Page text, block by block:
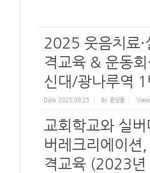
2025 웃음치료·
격교육 & 운동
신대/광나루역
Date 2025.09.25 By 윤상용
교회학교와 실
버레크리에이션
격교육 (2023